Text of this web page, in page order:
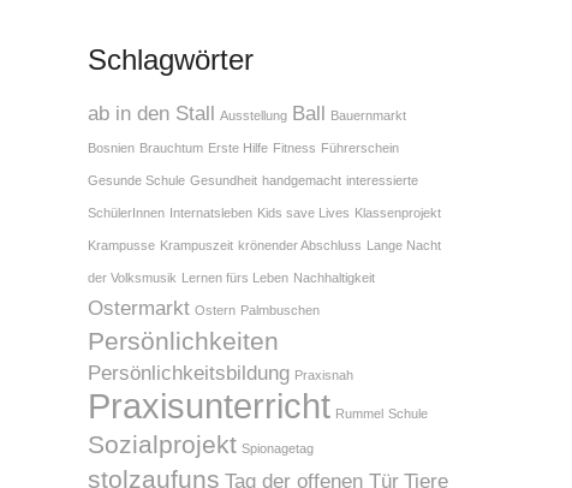
Schlagwörter
ab in den Stall Ausstellung Ball Bauernmarkt
Bosnien Brauchtum Erste Hilfe Fitness Führerschein
Gesunde Schule Gesundheit handgemacht interessierte
SchülerInnen Internatsleben Kids save Lives Klassenprojekt
Krampusse Krampuszeit krönender Abschluss Lange Nacht
der Volksmusik Lernen fürs Leben Nachhaltigkeit
Ostermarkt Ostern Palmbuschen
Persönlichkeiten
Persönlichkeitsbildung Praxisnah
Praxisunterricht Rummel Schule
Sozialprojekt Spionagetag
stolzaufuns Tag der offenen Tür Tiere